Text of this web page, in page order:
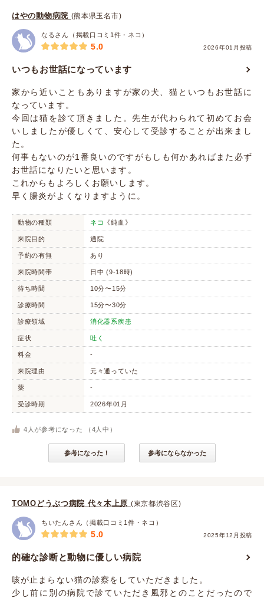
はやの動物病院 (熊本県玉名市)
なるさん（掲載口コミ1件・ネコ）
2026年01月投稿
5.0
いつもお世話になっています
家から近いこともありますが家の犬、猫といつもお世話に
なっています。
今回は猫を診て頂きました。先生が代わられて初めてお会
いしましたが優しくて、安心して受診することが出来まし
た。
何事もないのが1番良いのですがもしも何かあればまた必ず
お世話になりたいと思います。
これからもよろしくお願いします。
早く腸炎がよくなりますように。
動物の種類 ネコ 《純血》
来院目的 通院
予約の有無 あり
来院時間帯 日中 (9-18時)
待ち時間 10分〜15分
診療時間 15分〜30分
診療領域 消化器系疾患
症状 吐く
料金 -
来院理由 元々通っていた
薬 -
受診時期 2026年01月
4 人が参考になった （ 4 人中）
参考になった！ 参考にならなかった
TOMOどうぶつ病院 代々木上原 (東京都渋谷区)
ちいたんさん（掲載口コミ1件・ネコ）
2025年12月投稿
5.0
的確な診断と動物に優しい病院
咳が止まらない猫の診察をしていただきました。
少し前に別の病院で診ていただき風邪とのことだったので